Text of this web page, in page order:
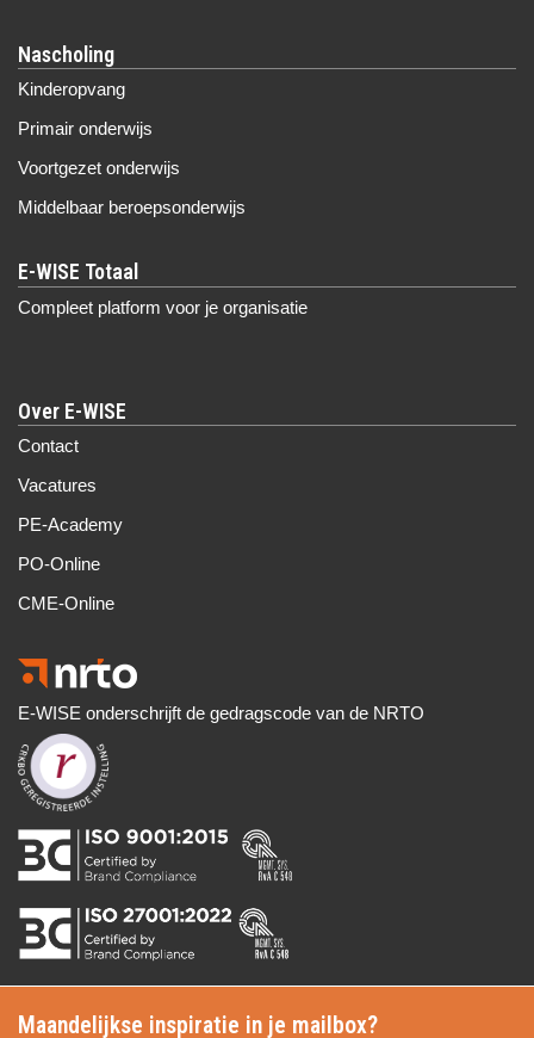
Nascholing
Kinderopvang
Primair onderwijs
Voortgezet onderwijs
Middelbaar beroepsonderwijs
Compleet platform voor je organisatie
Over E-WISE
Contact
Vacatures
PE-Academy
PO-Online
CME-Online
E-WISE onderschrijft de gedragscode van de NRTO
Maandelijkse inspiratie in je mailbox?